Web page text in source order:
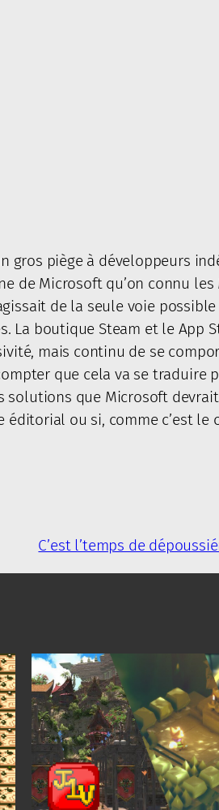
gros piège à développeurs
de Microsoft qu’on connu les
de la seule voie
La boutique Steam et le App
mais continu de se
que cela va se traduire
que Microsoft devrait
ou si, comme c’est le
C’est l’temps de